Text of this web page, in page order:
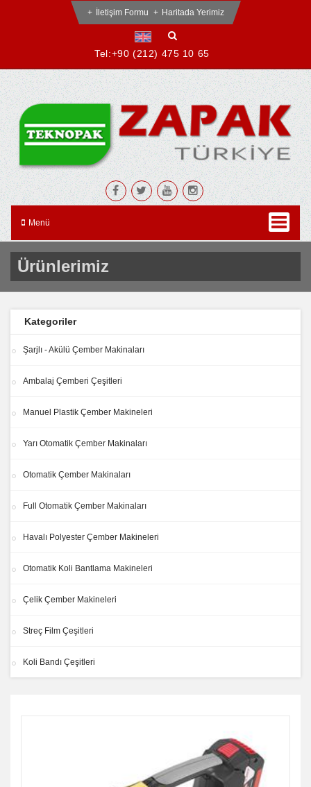
Tel:+90 (212) 475 10 65
İletişim Formu Haritada Yerimiz
Menü
Ürünlerimiz
Kategoriler
Şarjlı - Akülü Çember Makinaları
Ambalaj Çemberi Çeşitleri
Manuel Plastik Çember Makineleri
Yarı Otomatik Çember Makinaları
Otomatik Çember Makinaları
Full Otomatik Çember Makinaları
Havalı Polyester Çember Makineleri
Otomatik Koli Bantlama Makineleri
Çelik Çember Makineleri
Streç Film Çeşitleri
Koli Bandı Çeşitleri